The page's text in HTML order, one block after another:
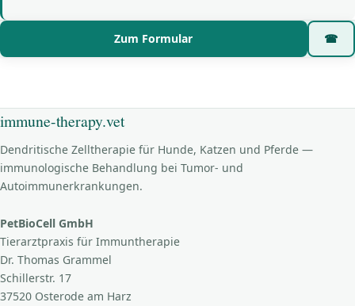
Zum Formular ☎
immune-therapy.vet
Dendritische Zelltherapie für Hunde, Katzen und Pferde —
immunologische Behandlung bei Tumor- und
Autoimmunerkrankungen.
PetBioCell GmbH
Tierarztpraxis für Immuntherapie
Dr. Thomas Grammel
Schillerstr. 17
37520 Osterode am Harz